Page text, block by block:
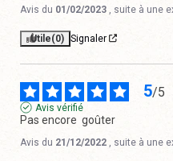
Avis du 01/02/2023 , suite à une
Utile(0) Signaler
5/5
Avis vérifié
Pas encore  goûter
Avis du 21/12/2022 , suite à une